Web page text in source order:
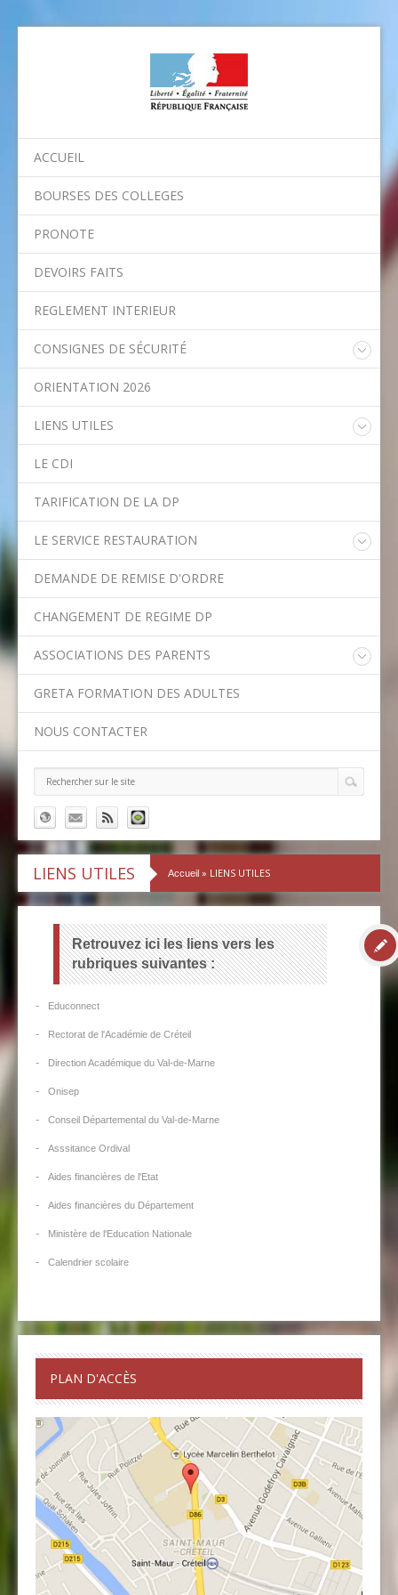
ACCUEIL
BOURSES DES COLLEGES
PRONOTE
DEVOIRS FAITS
REGLEMENT INTERIEUR
CONSIGNES DE SÉCURITÉ
ORIENTATION 2026
LIENS UTILES
Conseil Départemental du Val-de-Marne
Aides financières de l'Etat
Ministère de l'Education Nationale
LE CDI
TARIFICATION DE LA DP
LE SERVICE RESTAURATION
DEMANDE DE REMISE D'ORDRE
CHANGEMENT DE REGIME DP
ASSOCIATIONS DES PARENTS
GRETA FORMATION DES ADULTES
NOUS CONTACTER
LIENS UTILES Accueil » LIENS UTILES
Retrouvez ici les liens vers les
rubriques suivantes :
- Educonnect
- Rectorat de l'Académie de Créteil
- Direction Académique du Val-de-Marne
- Onisep
- Conseil Départemental du Val-de-Marne
- Asssitance Ordival
- Aides financières de l'Etat
- Aides financières du Département
- Ministère de l'Education Nationale
- Calendrier scolaire
PLAN D'ACCÈS